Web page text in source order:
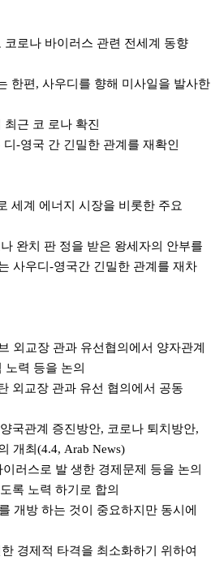
코로나 바이러스 관련 전세계 동향
한편, 사우디를 향해 미사일을 발사한
근 코 로나 확진
-영국 간 긴밀한 관계를 재확인
세계 에너지 시장을 비롯한 주요
완치 판 정을 받은 왕세자의 안부를
사우디-영국간 긴밀한 관계를 재차
외교장 관과 유선협의에서 양자관계
력 등을 논의
외교장 관과 유선 협의에서 공동
국관계 증진방안, 코로나 퇴치방안,
개최(4.4, Arab News)
러스로 발 생한 경제문제 등을 논의
록 노력 하기로 합의
개방 하는 것이 중요하지만 동시에
경제적 타격을 최소화하기 위하여